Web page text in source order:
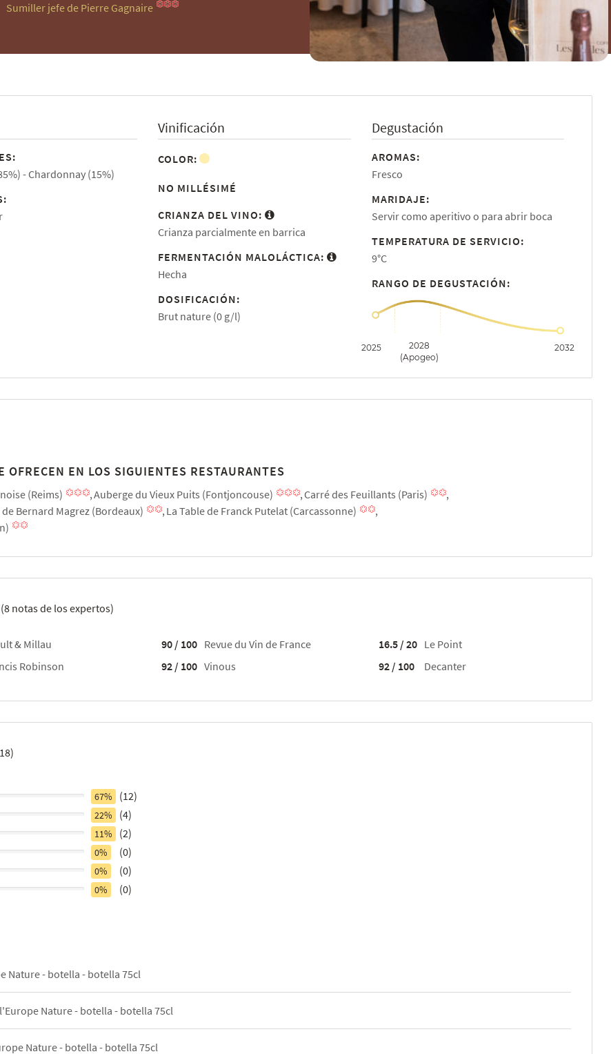
Sumiller jefede Pierre Gagnaire
Chardonnay (15%)
Vinificación
COLOR:
NO MILLÉSIMÉ
CRIANZA DEL VINO:
Crianza parcialmente en barrica
FERMENTACIÓN MALOLÁCTICA:
Hecha
DOSIFICACIÓN:
Brut nature (0 g/l)
Degustación
AROMAS:
Fresco
MARIDAJE:
Servir como aperitivo o para abrir boca
TEMPERATURA DE SERVICIO:
9°C
RANGO DE DEGUSTACIÓN:
2025
2028
(Apogeo)
2032
OFRECEN EN LOS SIGUIENTES RESTAURANTES
(Reims) Auberge du Vieux Puits (Fontjoncouse)
Carré des Feuillants (Paris)
Bernard Magrez (Bordeaux)
La Table de Franck Putelat (Carcassonne)
(8 notas de los expertos)
& Millau
Robinson
90 / 100 Revue du Vin de France
92 / 100 Vinous
16.5 / 20 Le Point
92 / 100
Decanter
67% (12)
22% (4)
11% (2)
0% (0)
0% (0)
0% (0)
Nature - botella - botella 75cl
Nature - botella - botella 75cl
Nature - botella - botella 75cl